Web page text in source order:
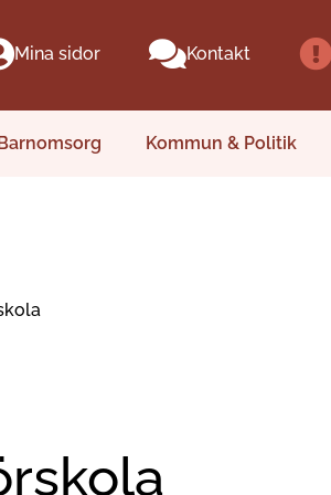
Mina sidor Kontakt
Kommun & Politik